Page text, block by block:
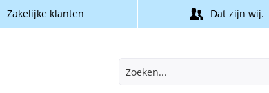
Zakelijke klanten Dat zijn wij.